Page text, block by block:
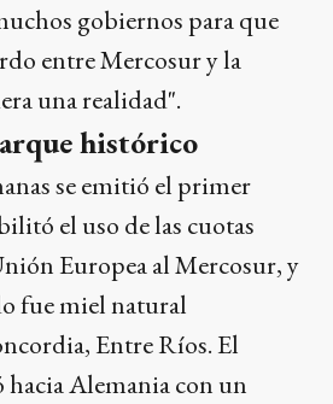
gobiernos para que
entre Mercosur y la
una realidad".
histórico
se emitió el primer
el uso de las cuotas
Europea al Mercosur, y
fue miel natural
Entre Ríos. El
Alemania con un